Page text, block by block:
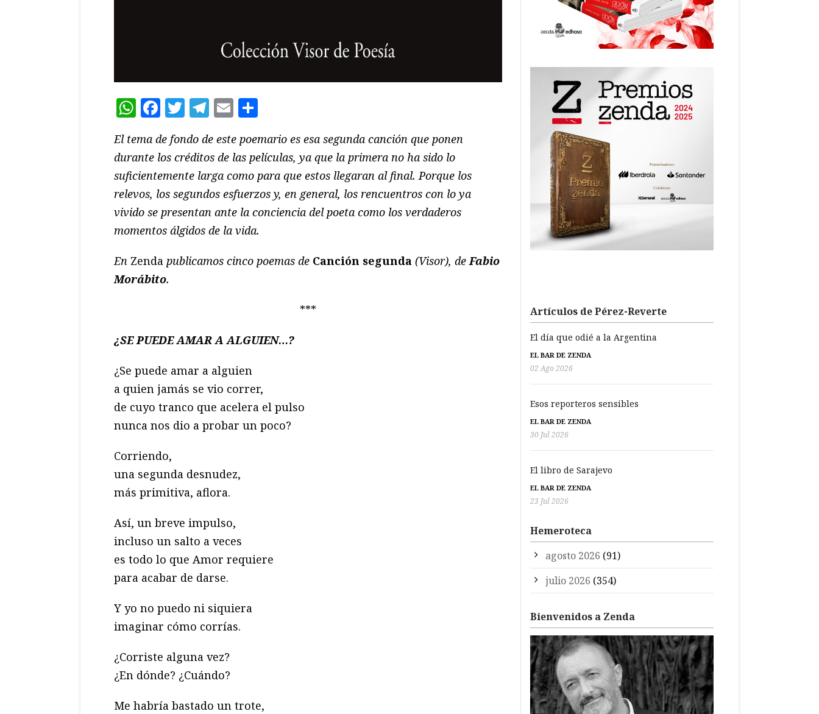
WhatsApp
Facebook
Twitter
Telegram
Email
El tema de fondo de este poemario es esa segunda canción que ponen
durante los créditos de las películas, ya que la primera no ha sido lo
suficientemente larga como para que estos llegaran al final. Porque los
relevos, los segundos esfuerzos y, en general, los rencuentros con lo ya
vivido se presentan ante la conciencia del poeta como los verdaderos
momentos álgidos de la vida.
En Zenda publicamos cinco poemas de Canción segunda (Visor), deFabio
Morábito.
***
¿SE PUEDE AMAR A ALGUIEN…?
¿Se puede amar a alguien
a quien jamás se vio correr,
de cuyo tranco que acelera el pulso
nunca nos dio a probar un poco?
Corriendo,
una segunda desnudez,
más primitiva, aflora.
Así, un breve impulso,
incluso un salto a veces
es todo lo que Amor requiere
para acabar de darse.
Y yo no puedo ni siquiera
imaginar cómo corrías.
¿Corriste alguna vez?
¿En dónde? ¿Cuándo?
Me habría bastado un trote,
Artículos de Pérez-Reverte
El día que odié a la Argentina
EL BAR DE ZENDA
02 Ago 2026
Esos reporteros sensibles
EL BAR DE ZENDA
30 Jul 2026
El libro de Sarajevo
EL BAR DE ZENDA
23 Jul 2026
Hemeroteca
agosto 2026 (91)
julio 2026 (354)
Bienvenidos a Zenda